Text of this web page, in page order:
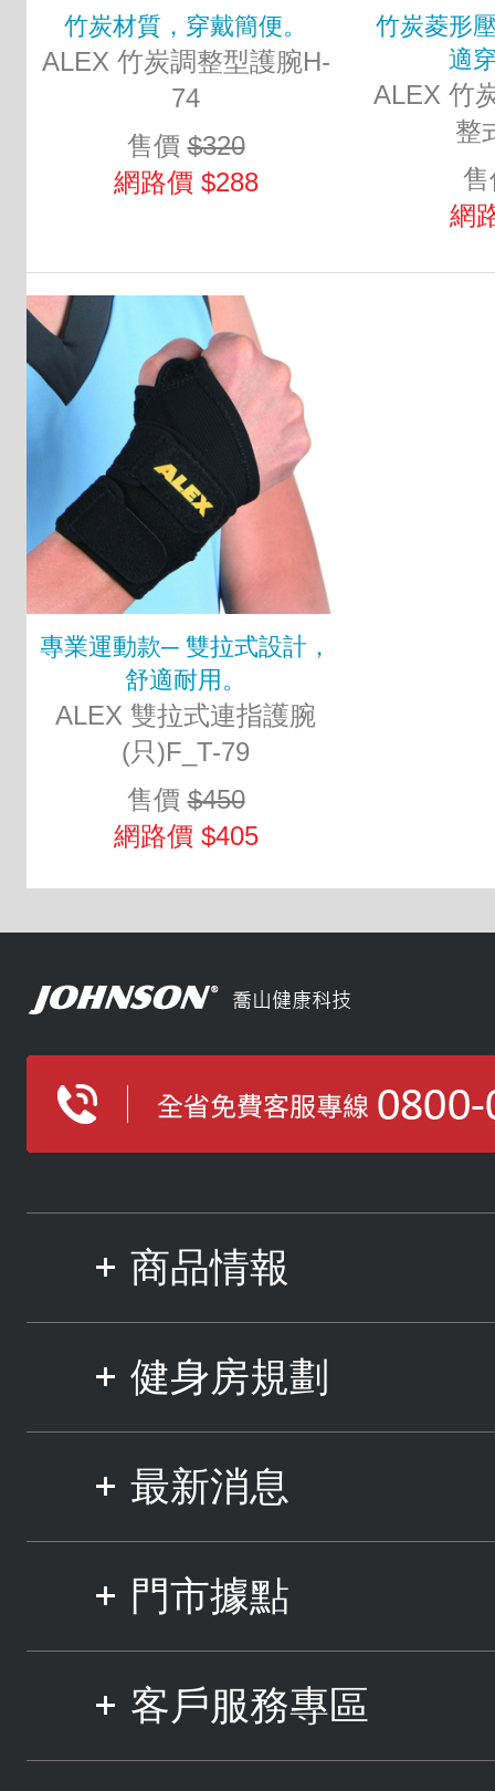
竹炭材質，穿戴簡便。
ALEX 竹炭調整型護腕H-
74
售價$320
網路價 $288
竹炭菱形
適
ALEX 竹
整
網
專業運動款─ 雙拉式設計，
舒適耐用。
ALEX 雙拉式連指護腕
(只)F_T-79
售價$450
網路價 $405
商品情報
健身房規劃
最新消息
門市據點
客戶服務專區